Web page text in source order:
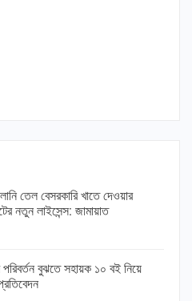
তেল বেসরকারি খাতে দেওয়ার
নতুন লাইসেন্স: জামায়াত
পরিবর্তন বুঝতে সহায়ক ১০ বই নিয়ে